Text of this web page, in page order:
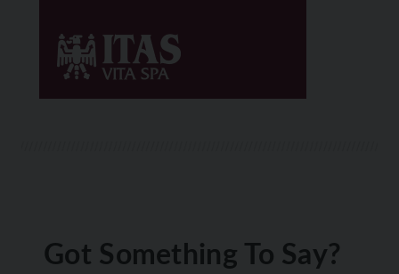
Got Something To Say?